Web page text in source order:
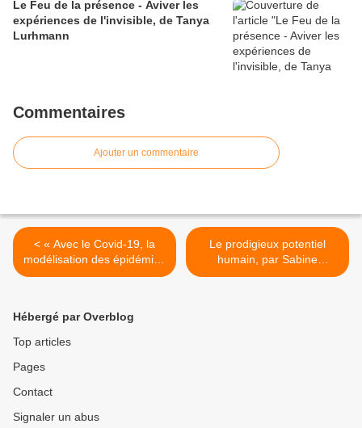
Le Feu de la présence - Aviver les
expériences de l'invisible, de Tanya
Lurhmann
Commentaires
Ajouter un commentaire
< « Avec le Covid-19, la
modélisation des épidémies
s’ouvre aux données
Le prodigieux potentiel
humain, par Sabine
Callegari >
Hébergé par Overblog
Top articles
Pages
Contact
Signaler un abus